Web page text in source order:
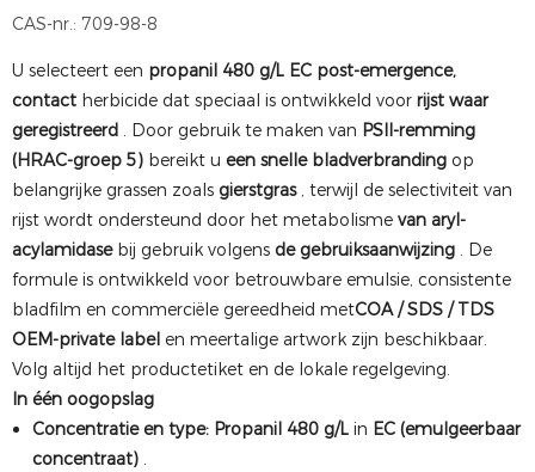
CAS-nr.: 709-98-8
U selecteert een propanil 480 g/L EC post-emergence,
contact herbicide dat speciaal is ontwikkeld voor rijst waar
geregistreerd . Door gebruik te maken van PSII-remming
(HRAC-groep 5) bereikt u een snelle bladverbranding op
belangrijke grassen zoals gierstgras, terwijl de selectiviteit van
rijst wordt ondersteund door het metabolisme van aryl-
acylamidasebij gebruik volgens de gebruiksaanwijzing . De
formule is ontwikkeld voor betrouwbare emulsie, consistente
bladfilm en commerciële gereedheid metCOA / SDS / TDS
OEM-private label en meertalige artwork zijn beschikbaar.
Volg altijd het productetiket en de lokale regelgeving.
In één oogopslag
Concentratie en type: Propanil 480 g/Lin EC (emulgeerbaar
concentraat).